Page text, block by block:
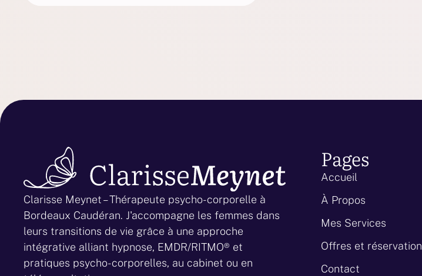
Clarisse Meynet – Thérapeute psycho-corporelle à
Bordeaux Caudéran. J'accompagne les femmes dans
leurs transitions de vie grâce à une approche
intégrative alliant hypnose, EMDR/RITMO® et
pratiques psycho-corporelles, au cabinet ou en
Pages
Accueil
À Propos
Mes Services
Offres et réservation
Contact